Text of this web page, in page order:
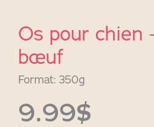
Os pour chien
bœuf
Format: 350g
9.99$